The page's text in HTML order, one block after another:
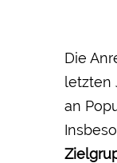
Die
letzten
an